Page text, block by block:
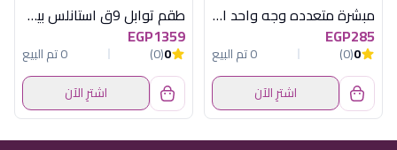
مبشرة متعدده وجه واحد احمر
EGP285
0
(0)
0 تم البيع
اشترِ الآن
طقم توابل 9ق استانلس بيضاوى صغير اكسفورد
EGP1359
0
(0)
0 تم البيع
اشترِ الآن